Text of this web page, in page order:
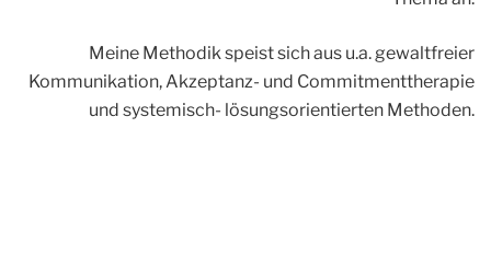
Meine Methodik speist sich aus u.a. gewaltfreier
Kommunikation, Akzeptanz- und Commitmenttherapie
und systemisch- lösungsorientierten Methoden.